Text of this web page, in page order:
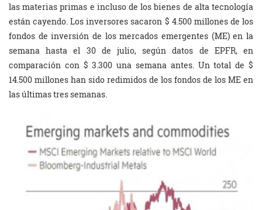
las materias primas e incluso de los bienes de alta tecnología
están cayendo. Los inversores sacaron $ 4.500 millones de los
fondos de inversión de los mercados emergentes (ME) en la
semana hasta el 30 de julio, según datos de EPFR, en
comparación con $ 3.300 una semana antes. Un total de $
14.500 millones han sido redimidos de los fondos de los ME en
las últimas tres semanas.